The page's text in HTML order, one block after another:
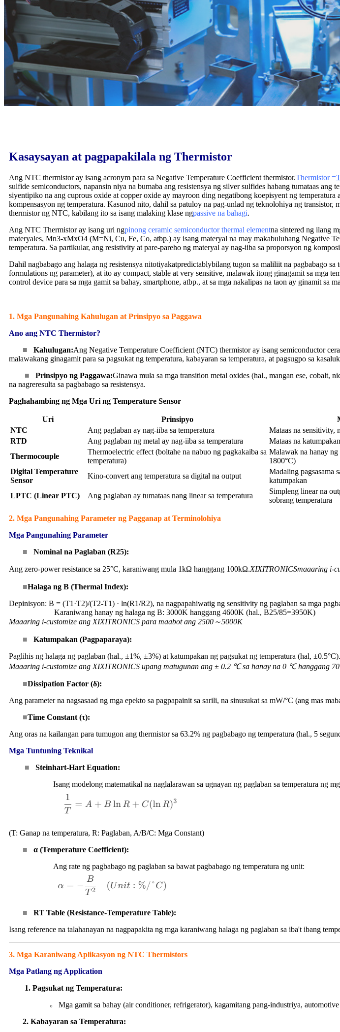
Kasaysayan at pagpapakilala ng Thermistor
Ang NTC thermistor ay isang acronym para sa Negative Temperature Coefficient thermistor.Thermistor =
sulfide semiconductors, napansin niya na bumaba ang resistensya ng silver sulfides habang tumataas
siyentipiko na ang cuprous oxide at copper oxide ay mayroon ding negatibong koepisyent ng
kompensasyon ng temperatura. Kasunod nito, dahil sa patuloy na pag-unlad ng teknolohiya ng
thermistor ng NTC, kabilang ito sa isang malaking klase ngpassive na bahagi.
Ang NTC Thermistor ay isang uri ngpinong ceramic semiconductor thermal elementna sintered ng ilang
materyales, Mn3-xMxO4 (M=Ni, Cu, Fe, Co, atbp.) ay isang materyal na may makabuluhang Negative
temperatura. Sa partikular, ang resistivity at pare-pareho ng materyal ay nag-iiba sa proporsyon ng
Dahil nagbabago ang halaga ng resistensya nitotiyakatpredictablybilang tugon sa maliliit na pagbabago sa
formulations ng parameter), at ito ay compact, stable at very sensitive, malawak itong ginagamit sa mga
control device para sa mga gamit sa bahay, smartphone, atbp., at sa mga nakalipas na taon ay ginamit sa
1. Mga Pangunahing Kahulugan at Prinsipyo sa Paggawa
Ano ang NTC Thermistor?
■
Kahulugan:Ang Negative Temperature Coefficient (NTC) thermistor ay isang semiconductor
malawakang ginagamit para sa pagsukat ng temperatura, kabayaran sa temperatura, at pagsugpo sa
■
Prinsipyo ng Paggawa:Ginawa mula sa mga transition metal oxides (hal., mangan ese, cobalt,
na nagreresulta sa pagbabago sa resistensya.
Paghahambing ng Mga Uri ng Temperature Sensor
Uri Prinsipyo
NTC
Ang paglaban ay nag-iiba sa temperatura Mataas na sensitivity,
RTD
Ang paglaban ng metal ay nag-iiba sa temperatura Mataas na
Thermocouple
Thermoelectric effect (boltahe na nabuo ng pagkakaiba sa
temperatura)
Malawak na hanay ng
1800°C)
Digital Temperature
Sensor
Kino-convert ang temperatura sa digital na output
Madaling pagsasama
katumpakan
LPTC (Linear PTC)
Ang paglaban ay tumataas nang linear sa temperatura
Simpleng linear na
sobrang temperatura
2. Mga Pangunahing Parameter ng Pagganap at Terminolohiya
Mga Pangunahing Parameter
■
Nominal na Paglaban (R25):
Ang zero-power resistance sa 25°C, karaniwang mula 1kΩ hanggang 100kΩ.XIXITRONICSmaaaring i-
■Halaga ng B (Thermal Index):
Depinisyon: B = (T1·T2)/(T2-T1) · ln(R1/R2), na nagpapahiwatig ng sensitivity ng paglaban sa mga
Karaniwang hanay ng halaga ng B: 3000K hanggang 4600K (hal., B25/85=3950K)
Maaaring i-customize ang XIXITRONICS para maabot ang 2500～5000K
■
Katumpakan (Pagpaparaya):
Paglihis ng halaga ng paglaban (hal., ±1%, ±3%) at katumpakan ng pagsukat ng temperatura (hal, ±0.5°C).
Maaaring i-customize ang XIXITRONICS upang matugunan ang ± 0.2 ℃ sa hanay na 0 ℃ hanggang
■Dissipation Factor (δ):
Ang parameter na nagsasaad ng mga epekto sa pagpapainit sa sarili, na sinusukat sa mW/°C (ang mas
■Time Constant (τ):
Ang oras na kailangan para tumugon ang thermistor sa 63.2% ng pagbabago ng temperatura (hal., 5
Mga Tuntuning Teknikal
■
Steinhart-Hart Equation:
Isang modelong matematikal na naglalarawan sa ugnayan ng paglaban sa temperatura ng
(T: Ganap na temperatura, R: Paglaban, A/B/C: Mga Constant)
■
α (Temperature Coefficient):
Ang rate ng pagbabago ng paglaban sa bawat pagbabago ng temperatura ng unit:
■
RT Table (Resistance-Temperature Table):
Isang reference na talahanayan na nagpapakita ng mga karaniwang halaga ng paglaban sa iba't ibang
3. Mga Karaniwang Aplikasyon ng NTC Thermistors
Mga Patlang ng Application
1. Pagsukat ng Temperatura:
o
Mga gamit sa bahay (air conditioner, refrigerator), kagamitang pang-industriya,
2. Kabayaran sa Temperatura: